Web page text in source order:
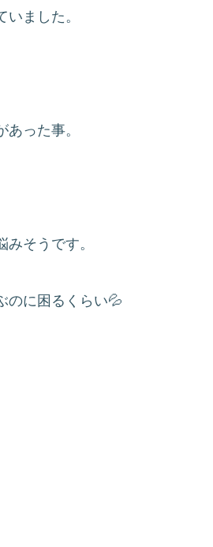
いました。
った事。
そうです。
のに困るくらい💦